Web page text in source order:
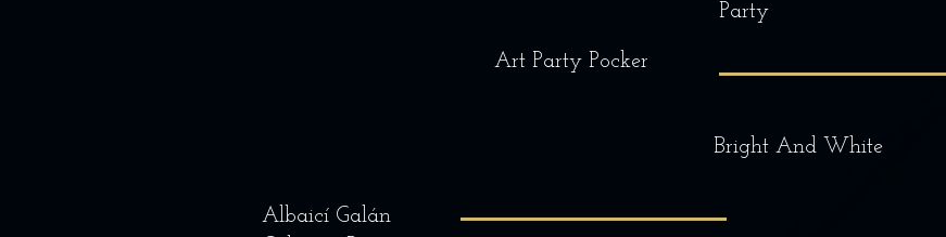
Party
Art Party Pocker
Bright And White
Albaicí Galán